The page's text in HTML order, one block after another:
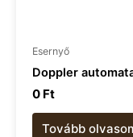
Esernyő
Doppler
0 Ft
Tovább